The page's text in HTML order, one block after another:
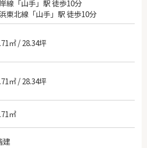
線「山手」駅 徒歩10分
東北線「山手」駅 徒歩10分
㎡ / 28.34坪
㎡ / 28.34坪
㎡
建